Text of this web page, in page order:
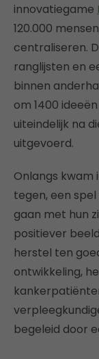
innovatiegame
120.000
centraliseren.
ranglijsten en
binnen
om 1400
uiteindelijk na
uitgevoerd.
Onlangs kwam
tegen, een
gaan met hun
positiever
herstel ten
ontwikkeling,
begeleid door